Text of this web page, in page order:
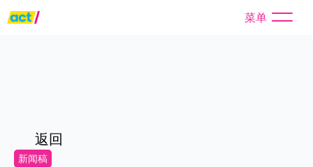
菜单
返回
新闻稿